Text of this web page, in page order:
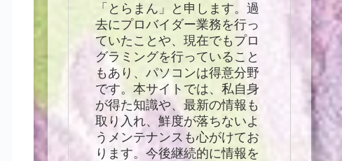
「とらまん」と申します。過
去にプロバイダー業務を行っ
ていたことや、現在でもプロ
グラミングを行っていること
もあり、パソコンは得意分野
です。本サイトでは、私自身
が得た知識や、最新の情報も
取り入れ、鮮度が落ちないよ
うメンテナンスも心がけてお
ります。今後継続的に情報を